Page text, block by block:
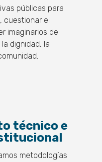
públicas para
cuestionar el
imaginarios de
dignidad, la
técnico e
metodologías